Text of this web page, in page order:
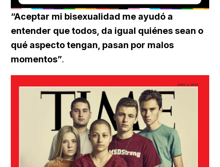
Unmute Loaded:
29.51%
“Aceptar mi bisexualidad me ayudó a
entender que todos, da igual quiénes sean o
qué aspecto tengan, pasan por malos
momentos”.